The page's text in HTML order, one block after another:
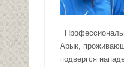
Арык,
подвергся